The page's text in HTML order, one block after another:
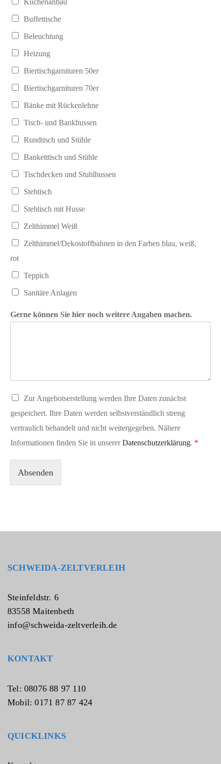
Küchenanbau
Buffettische
Beleuchtung
Heizung
Biertischgarnituren 50er
Biertischgarnituren 70er
Bänke mit Rückenlehne
Tisch- und Bankhussen
Rundtisch und Stühle
Banketttisch und Stühle
Tischdecken und Stuhlhussen
Stehtisch
Stehtisch mit Husse
Zelthimmel Weiß
Zelthimmel/Dekostoffbahnen in den Farben blau, weiß,
rot
Teppich
Sanitäre Anlagen
Gerne können Sie hier noch weitere Angaben machen.
D
G
-
v
ä
i
Zur Angebotserstellung werden Ihre Daten zunächst
gespeichert. Ihre Daten werden selbstverständlich streng
vertraulich behandelt und nicht weitergegeben. Nähere
Informationen finden Sie in unsererDatenschutzerklärung. *
Absenden
SCHWEIDA-ZELTVERLEIH
Steinfeldstr. 6
83558 Maitenbeth
info@schweida-zeltverleih.de
KONTAKT
Tel: 08076 88 97 110
Mobil: 0171 87 87 424
QUICKLINKS